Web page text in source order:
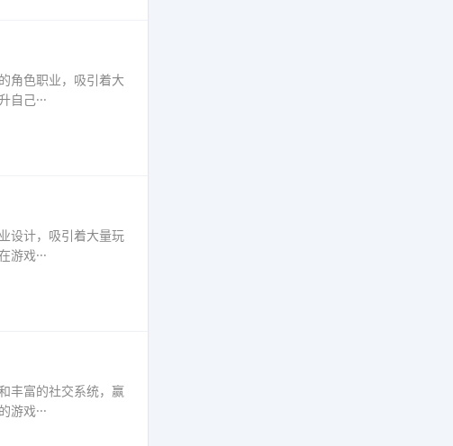
角色职业，吸引着大
己···
设计，吸引着大量玩
戏···
丰富的社交系统，赢
戏···